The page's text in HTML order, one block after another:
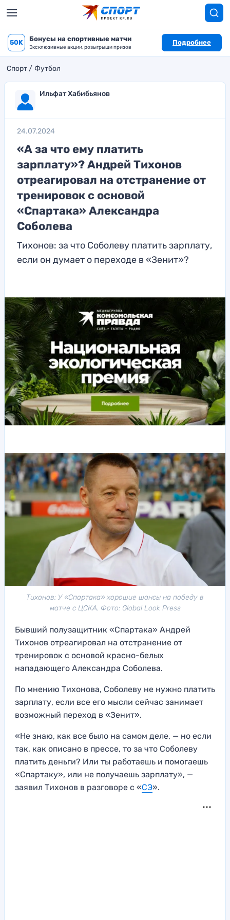
50K Бонусы на спортивные матчи
Эксклюзивные акции, розыгрыши призов
Подробнее
Спорт Футбол
Ильфат Хабибьянов
24.07.2024
«А за что ему платить
зарплату»? Андрей Тихонов
отреагировал на отстранение от
тренировок с основой
«Спартака» Александра
Соболева
Тихонов: за что Соболеву платить зарплату,
если он думает о переходе в «Зенит»?
Тихонов: У «Спартака» хорошие шансы на победу в
матче с ЦСКА. Фото: Global Look Press
Бывший полузащитник «Спартака» Андрей
Тихонов отреагировал на отстранение от
тренировок с основой красно-белых
нападающего Александра Соболева.
По мнению Тихонова, Соболеву не нужно платить
зарплату, если все его мысли сейчас занимает
возможный переход в «Зенит».
«Не знаю, как все было на самом деле, — но если
так, как описано в прессе, то за что Соболеву
платить деньги? Или ты работаешь и помогаешь
«Спартаку», или не получаешь зарплату», —
заявил Тихонов в разговоре с «СЭ».